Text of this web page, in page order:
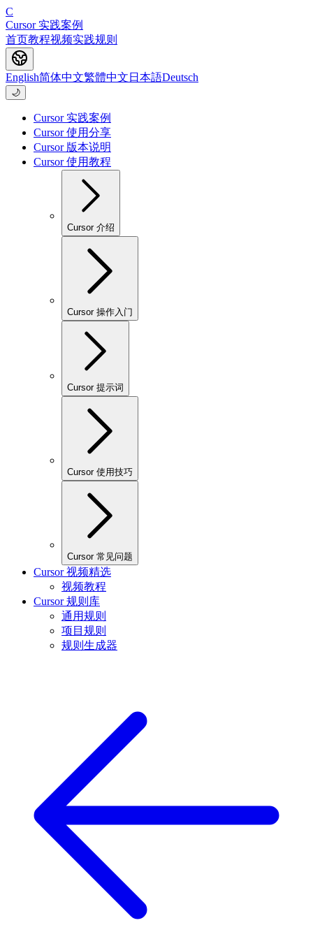
C
Cursor 实践案例
首页教程视频实践规则
English简体中文繁體中文 日本語Deutsch
🌙
Cursor 实践案例
Cursor 使用分享
Cursor 版本说明
Cursor 使用教程
Cursor 介绍
Cursor 操作入门
Cursor 提示词
Cursor 使用技巧
Cursor 常见问题
Cursor 视频精选
视频教程
Cursor 规则库
通用规则
项目规则
规则生成器